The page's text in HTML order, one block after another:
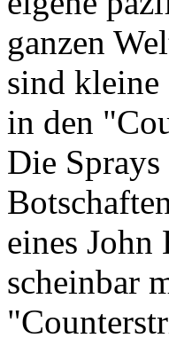
ganzen
sind
in den
Die
eines John
scheinbar